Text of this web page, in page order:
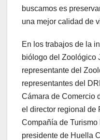
buscamos es
una mejor calidad de
En los trabajos de la
biólogo del Zoológico
representante del
representantes del
Cámara de Comercio
el director regional de
Compañía de Turismo
presidente de Huella